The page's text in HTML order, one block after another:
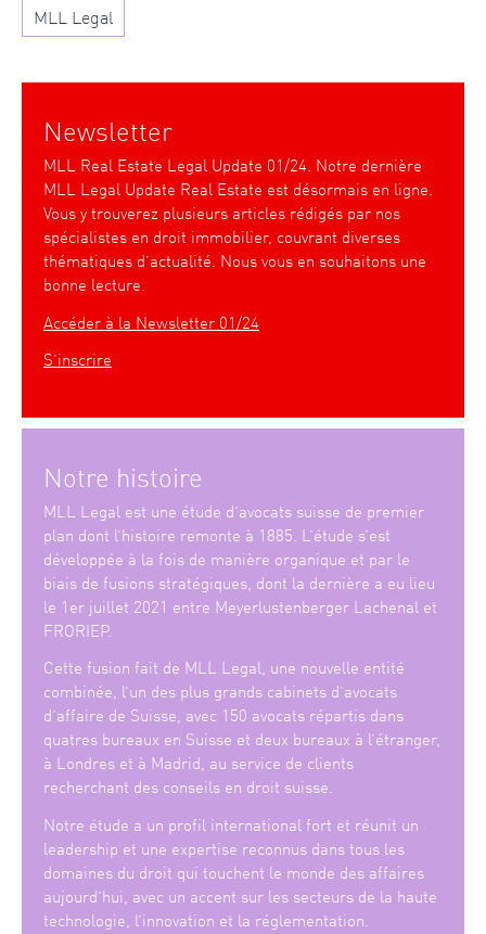
MLL Legal
Newsletter
MLL Real Estate Legal Update 01/24. Notre dernière
MLL Legal Update Real Estate est désormais en ligne.
Vous y trouverez plusieurs articles rédigés par nos
spécialistes en droit immobilier, couvrant diverses
thématiques d’actualité. Nous vous en souhaitons une
bonne lecture.
Accéder à la Newsletter 01/24
S’inscrire
Notre histoire
MLL Legal est une étude d’avocats suisse de premier
plan dont l’histoire remonte à 1885. L’étude s’est
développée à la fois de manière organique et par le
biais de fusions stratégiques, dont la dernière a eu lieu
le 1er juillet 2021 entre Meyerlustenberger Lachenal et
FRORIEP.
Cette fusion fait de MLL Legal, une nouvelle entité
combinée, l’un des plus grands cabinets d’avocats
d’affaire de Suisse, avec 150 avocats répartis dans
quatres bureaux en Suisse et deux bureaux à l’étranger,
à Londres et à Madrid, au service de clients
recherchant des conseils en droit suisse.
Notre étude a un profil international fort et réunit un
leadership et une expertise reconnus dans tous les
domaines du droit qui touchent le monde des affaires
aujourd’hui, avec un accent sur les secteurs de la haute
technologie, l’innovation et la réglementation.